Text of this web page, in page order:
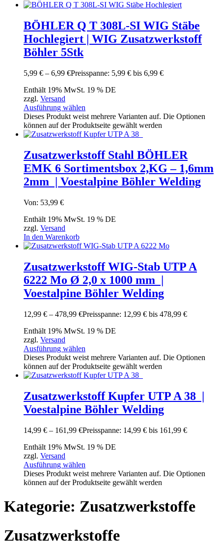
BÖHLER Q T 308L-SI WIG Stäbe
Hochlegiert | WIG Zusatzwerkstoff
Böhler 5Stk
5,99 € – 6,99 €Preisspanne: 5,99 € bis 6,99 €
Enthält 19% MwSt. 19 % DE
zzgl. Versand
Ausführung wählen
Dieses Produkt weist mehrere Varianten auf. Die Optionen
können auf der Produktseite gewählt werden
Zusatzwerkstoff Stahl BÖHLER
EMK 6 Sortimentsbox 2,KG – 1,6mm
2mm | Voestalpine Böhler Welding
Von: 53,99 €
Enthält 19% MwSt. 19 % DE
zzgl. Versand
In den Warenkorb
Zusatzwerkstoff WIG-Stab UTP A
6222 Mo Ø 2,0 x 1000 mm |
Voestalpine Böhler Welding
12,99 € – 478,99 €Preisspanne: 12,99 € bis 478,99 €
Enthält 19% MwSt. 19 % DE
zzgl. Versand
Ausführung wählen
Dieses Produkt weist mehrere Varianten auf. Die Optionen
können auf der Produktseite gewählt werden
Zusatzwerkstoff Kupfer UTP A 38 |
Voestalpine Böhler Welding
14,99 € – 161,99 €Preisspanne: 14,99 € bis 161,99 €
Enthält 19% MwSt. 19 % DE
zzgl. Versand
Ausführung wählen
Dieses Produkt weist mehrere Varianten auf. Die Optionen
können auf der Produktseite gewählt werden
Kategorie: Zusatzwerkstoffe
Zusatzwerkstoffe